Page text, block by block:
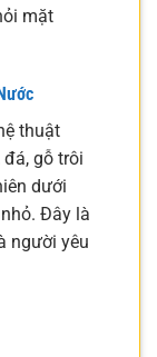
mặt
thuật
gỗ trôi
dưới
Đây là
người yêu